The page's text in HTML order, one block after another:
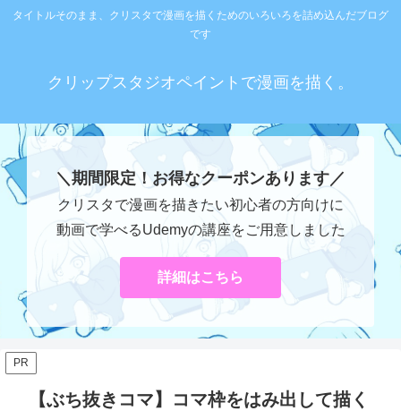
タイトルそのまま、クリスタで漫画を描くためのいろいろを詰め込んだブログ
です
クリップスタジオペイントで漫画を描く。
＼期間限定！お得なクーポンあります／
クリスタで漫画を描きたい初心者の方向けに
動画で学べるUdemyの講座をご用意しました
詳細はこちら
PR
【ぶち抜きコマ】コマ枠をはみ出して描く